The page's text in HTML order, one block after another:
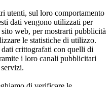
utenti, sul loro comportamento
dati vengono utilizzati per
web, per mostrarti pubblicità
le statistiche di utilizzo.
crittografati con quelli di
i loro canali pubblicitari